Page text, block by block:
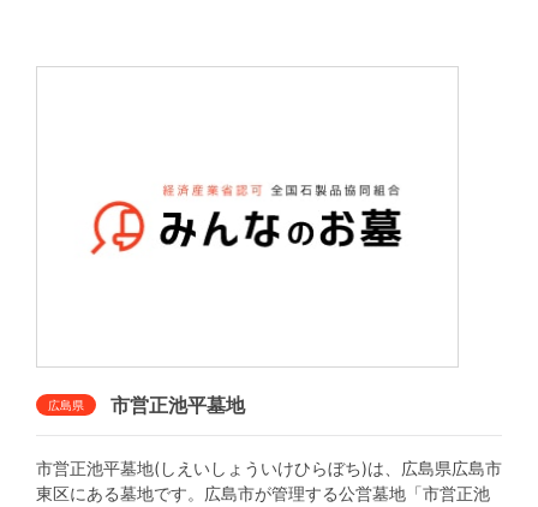
広島県 市営正池平墓地
市営正池平墓地(しえいしょういけひらぼち)は、広島県広島市
東区にある墓地です。広島市が管理する公営墓地「市営正池